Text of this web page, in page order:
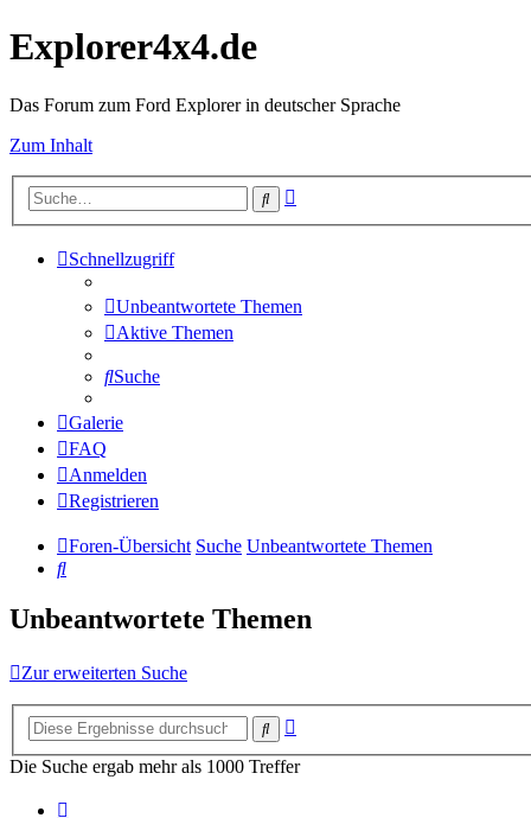
Explorer4x4.de
Das Forum zum Ford Explorer in deutscher Sprache
Zum Inhalt
Suche
Schnellzugriff
Unbeantwortete Themen
Aktive Themen
Suche
Galerie
FAQ
Anmelden
Registrieren
Foren-Übersicht Suche Unbeantwortete Themen
Suche
Unbeantwortete Themen
Zur erweiterten Suche
Suche
Die Suche ergab mehr als 1000 Treffer